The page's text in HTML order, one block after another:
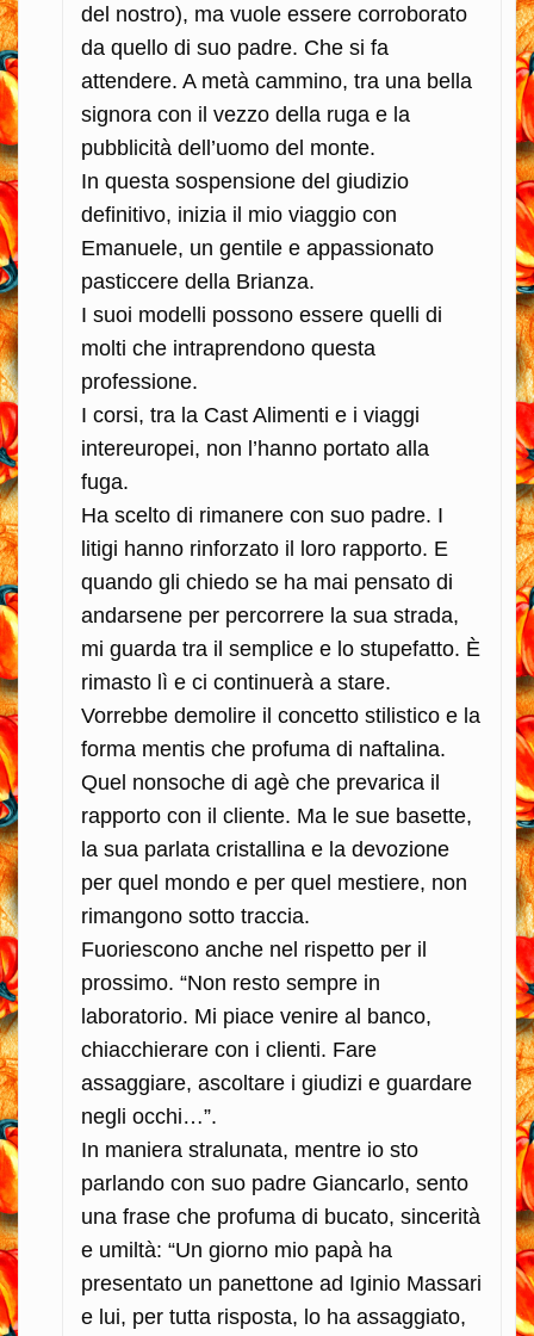
del nostro), ma vuole essere corroborato
da quello di suo padre. Che si fa
attendere. A metà cammino, tra una bella
signora con il vezzo della ruga e la
pubblicità dell’uomo del monte.
In questa sospensione del giudizio
definitivo, inizia il mio viaggio con
Emanuele, un gentile e appassionato
pasticcere della Brianza.
I suoi modelli possono essere quelli di
molti che intraprendono questa
professione.
I corsi, tra la Cast Alimenti e i viaggi
intereuropei, non l’hanno portato alla
fuga.
Ha scelto di rimanere con suo padre. I
litigi hanno rinforzato il loro rapporto. E
quando gli chiedo se ha mai pensato di
andarsene per percorrere la sua strada,
mi guarda tra il semplice e lo stupefatto. È
rimasto lì e ci continuerà a stare.
Vorrebbe demolire il concetto stilistico e la
forma mentis che profuma di naftalina.
Quel nonsoche di agè che prevarica il
rapporto con il cliente. Ma le sue basette,
la sua parlata cristallina e la devozione
per quel mondo e per quel mestiere, non
rimangono sotto traccia.
Fuoriescono anche nel rispetto per il
prossimo. “Non resto sempre in
laboratorio. Mi piace venire al banco,
chiacchierare con i clienti. Fare
assaggiare, ascoltare i giudizi e guardare
negli occhi…”.
In maniera stralunata, mentre io sto
parlando con suo padre Giancarlo, sento
una frase che profuma di bucato, sincerità
e umiltà: “Un giorno mio papà ha
presentato un panettone ad Iginio Massari
e lui, per tutta risposta, lo ha assaggiato,